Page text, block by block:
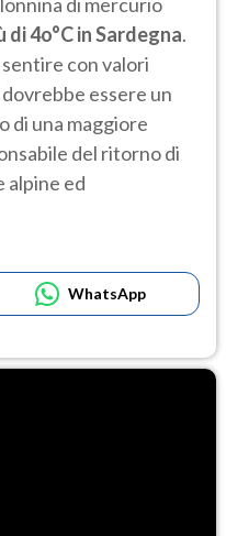
di4o°C in Sardegna.
con valori
essere un
di una maggiore
del ritorno di
alpine ed
WhatsApp